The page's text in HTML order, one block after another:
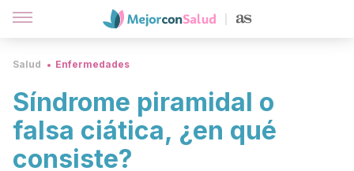
Salud Enfermedades
Síndrome piramidal o
falsa ciática, ¿en qué
consiste?